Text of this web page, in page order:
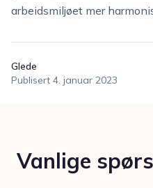
arbeidsmiljøet mer
Glede
Publisert 4. januar 2023
Vanlige